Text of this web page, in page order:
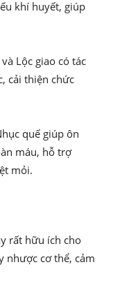
khí huyết, giúp
Lộc giao có tác
cải thiện chức
quế giúp ôn
máu, hỗ trợ
mỏi.
rất hữu ích cho
nhược cơ thể, cảm